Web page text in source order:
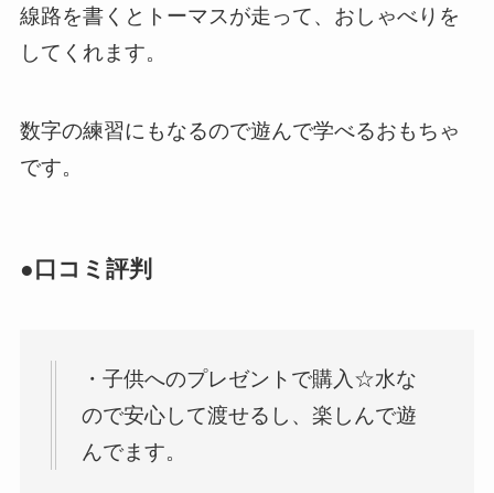
線路を書くとトーマスが走って、おしゃべりを
してくれます。
数字の練習にもなるので遊んで学べるおもちゃ
です。
●口コミ評判
・子供へのプレゼントで購入☆水な
ので安心して渡せるし、楽しんで遊
んでます。